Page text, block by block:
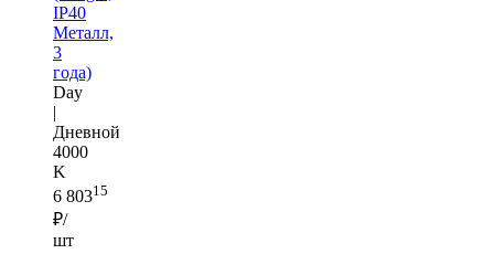
IP40
Металл,
3
года)
Day
|
Дневной
4000
K
6 80315
₽/
шт